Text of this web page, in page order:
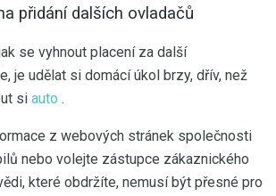
přidání dalších ovladačů
se vyhnout placení za další
je udělat si domácí úkol brzy, dřív, než
si auto .
z webových stránek společnosti
nebo volejte zástupce zákaznického
které obdržíte, nemusí být přesné pro